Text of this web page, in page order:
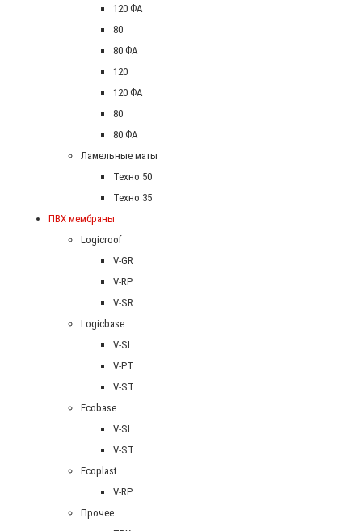
120 ФА
80
80 ФА
120
120 ФА
80
80 ФА
Ламельные маты
Техно 50
Техно 35
ПВХ мембраны
Logicroof
V-GR
V-RP
V-SR
Logicbase
V-SL
V-PT
V-ST
Ecobase
V-SL
V-ST
Ecoplast
V-RP
Прочее